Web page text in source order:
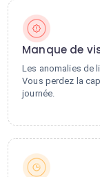
Manque de
Les anomalies de
Vous perdez la
journée.